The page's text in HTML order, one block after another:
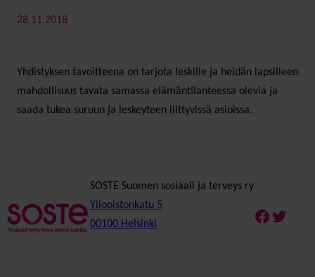
28.11.2018
Yhdistyksen tavoitteena on tarjota leskille ja heidän lapsilleen
mahdollisuus tavata samassa elämäntilanteessa olevia ja
saada tukea suruun ja leskeyteen liittyvissä asioissa.
SOSTE Suomen sosiaali ja terveys ry
Yliopistonkatu 5
00100 Helsinki